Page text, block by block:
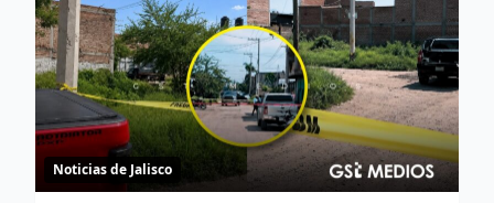
Noticias de Jalisco